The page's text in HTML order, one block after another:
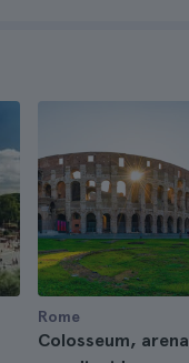
Rome
Colosseum,